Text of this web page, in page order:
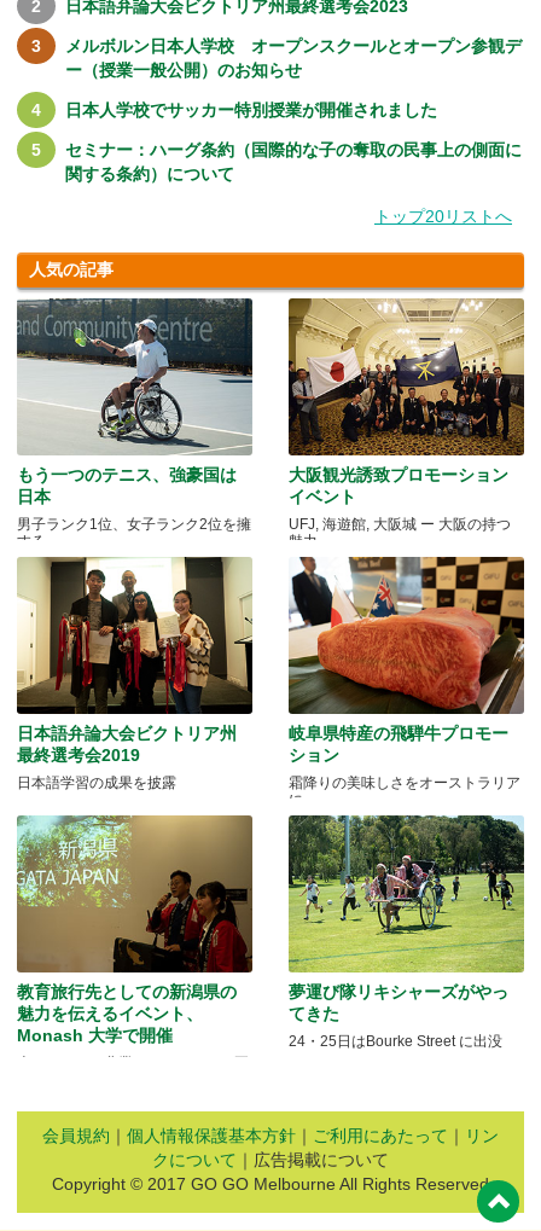
日本語弁論大会ビクトリア州最終選考会2023
メルボルン日本人学校 オープンスクールとオープン参観デ
ー（授業一般公開）のお知らせ
日本人学校でサッカー特別授業が開催されました
セミナー：ハーグ条約（国際的な子の奪取の民事上の側面に
関する条約）について
トップ20リストへ
人気の記事
もう一つのテニス、強豪国は
日本
男子ランク1位、女子ランク2位を擁
する
大阪観光誘致プロモーション
イベント
UFJ, 海遊館, 大阪城 ー 大阪の持つ
魅力
日本語弁論大会ビクトリア州
最終選考会2019
日本語学習の成果を披露
岐阜県特産の飛騨牛プロモー
ション
霜降りの美味しさをオーストラリア
に
教育旅行先としての新潟県の
魅力を伝えるイベント、
Monash 大学で開催
夢運び隊リキシャーズがやっ
てきた
24・25日はBourke Street に出没
会員規約 ｜ 個人情報保護基本方針 ｜ ご利用にあたって ｜ リン
クについて ｜広告掲載について
Copyright © 2017 GO GO Melbourne All Rights Reserved